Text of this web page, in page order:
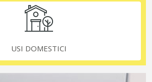
USI DOMESTICI